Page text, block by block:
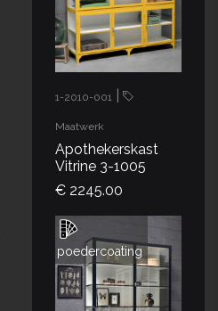
1-2010-001
Maatwerk
Apothekerskast
Vitrine 3-1005
€ 2245.00
poedercoating